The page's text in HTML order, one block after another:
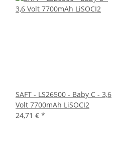
SAFT - LS26500 - Baby C - 3,6
Volt 7700mAh LiSOCI2
24,71 € *